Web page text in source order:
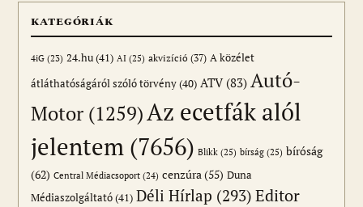
KATEGÓRIÁK
4iG (23) 24.hu(41) AI (25) akvizíció (37) A közélet
átláthatóságáról szóló törvény(40) ATV(83) Autó-
Motor (1259)Az ecetfák alól
jelentem (7656) Blikk (25) bírság (25) bíróság
(62) Central Médiacsoport (24) cenzúra(55) Duna
Médiaszolgáltató(41) Déli Hírlap (293) Editor